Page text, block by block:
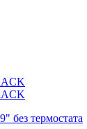
без термостата